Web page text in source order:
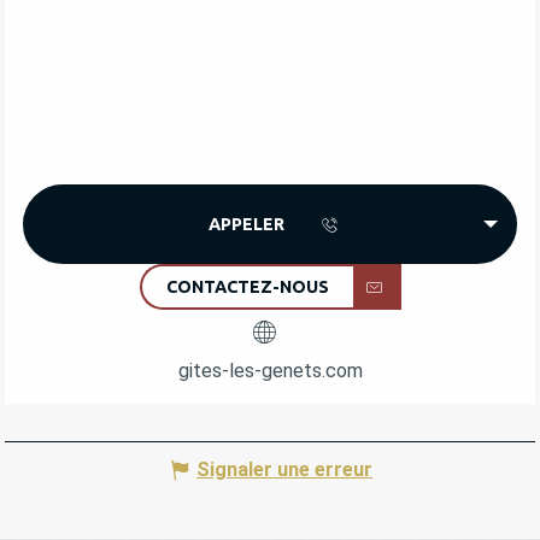
APPELER
CONTACTEZ-NOUS
gites-les-genets.com
Signaler une erreur